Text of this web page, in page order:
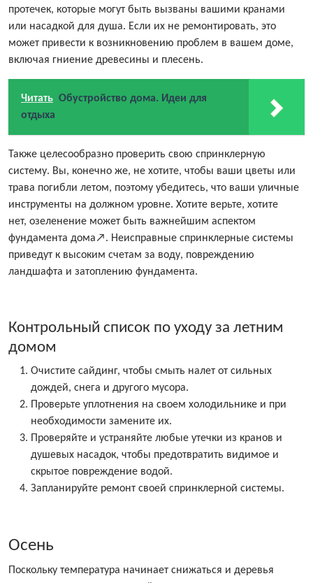
протечек, которые могут быть вызваны вашими кранами
или насадкой для душа. Если их не ремонтировать, это
может привести к возникновению проблем в вашем доме,
включая гниение древесины и плесень.
Читать Обустройство дома. Идеи для
отдыха
Также целесообразно проверить свою спринклерную
систему. Вы, конечно же, не хотите, чтобы ваши цветы или
трава погибли летом, поэтому убедитесь, что ваши уличные
инструменты на должном уровне. Хотите верьте, хотите
нет, озеленение может быть важнейшим аспектом
фундамента дома↗. Неисправные спринклерные системы
приведут к высоким счетам за воду, повреждению
ландшафта и затоплению фундамента.
Контрольный список по уходу за летним
домом
Очистите сайдинг, чтобы смыть налет от сильных
дождей, снега и другого мусора.
Проверьте уплотнения на своем холодильнике и при
необходимости замените их.
Проверяйте и устраняйте любые утечки из кранов и
душевых насадок, чтобы предотвратить видимое и
скрытое повреждение водой.
Запланируйте ремонт своей спринклерной системы.
Осень
Поскольку температура начинает снижаться и деревья